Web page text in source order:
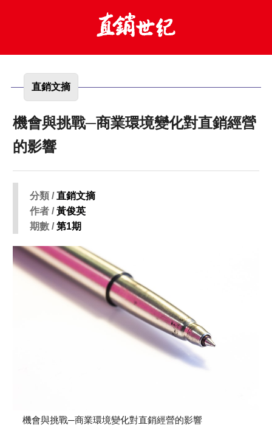
直銷文摘
機會與挑戰─商業環境變化對直銷經營
的影響
分類 /直銷文摘
作者 /黃俊英
期數 /第1期
機會與挑戰─商業環境變化對直銷經營的影響